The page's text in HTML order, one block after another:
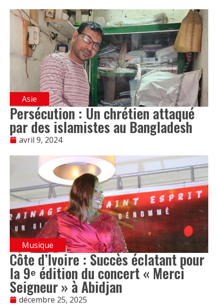
Asie
Persécution : Un chrétien attaqué
par des islamistes au Bangladesh
avril 9, 2024
Musique
Côte d’Ivoire : Succès éclatant pour
la 9ᵉ édition du concert « Merci
Seigneur » à Abidjan
décembre 25, 2025